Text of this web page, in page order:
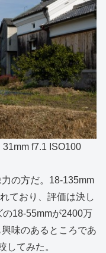
f7.1 ISO100
の方だ。18-135mm
ており、評価は決し
18-55mmが2400万
味のあるところであ
してみた。